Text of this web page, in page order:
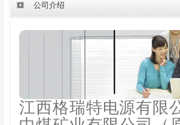
公司介绍
江西格瑞特电源有限